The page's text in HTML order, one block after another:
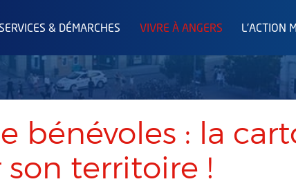
& DÉMARCHES VIVRE À ANGERS L'ACTION
bénévoles : la
territoire !